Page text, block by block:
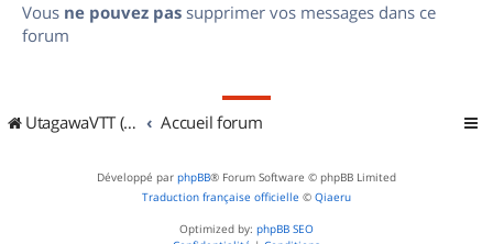
Vous ne pouvez pas supprimer vos messages dans ce
forum
UtagawaVTT (Randos VTT et VTTAE avec traces GPS) Accueil forum
Développé par phpBB® Forum Software © phpBB Limited
Traduction française officielle © Qiaeru
Optimized by: phpBB SEO